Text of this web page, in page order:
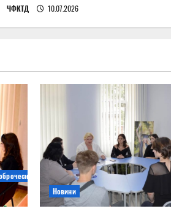
ЧФКТД 10.07.2026
Новини